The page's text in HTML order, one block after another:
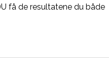
få de resultatene du både